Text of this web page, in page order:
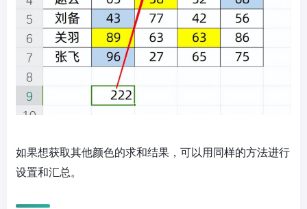
如果想获取其他颜色的求和结果，可以用同样的方法进行
设置和汇总。